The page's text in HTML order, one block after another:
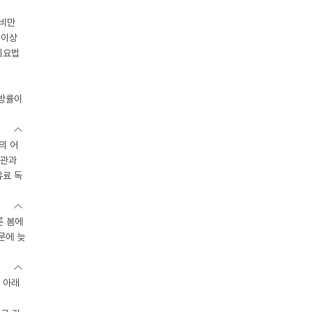
만
상
법
률이
어
과
료 독
봄에
에 늦
래